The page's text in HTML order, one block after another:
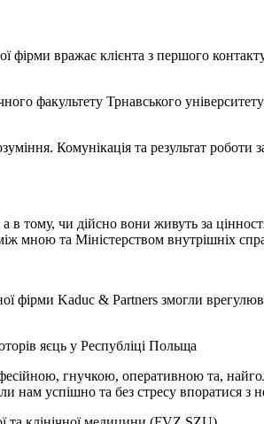
фірми вражає клієнта з першого
факультету Трнавського
Комунікація та результат
в тому, чи дійсно вони живуть за
мною та Міністерством внутрішніх
фірми Kaduc & Partners змогли
яєць у Республіці Польща
гнучкою, оперативною та,
нам успішно та без стресу впоратися з